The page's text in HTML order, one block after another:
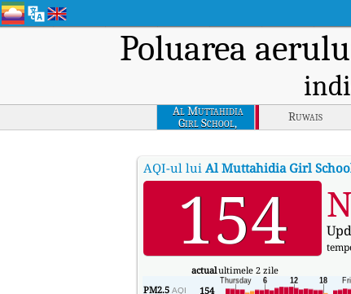
Poluarea
Al Muttahidia
Girl School,
Gayathi
Ruwais
AQI-ul lui Al Muttahidia Girl
154
actualultimele 2 zile
PM2.5 AQI 154